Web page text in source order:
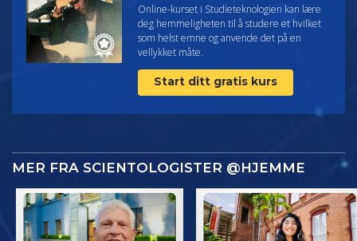
Online-kurset i Studieteknologien kan lære
deg hemmeligheten til å studere et hvilket
som helst emne og anvende det på en
vellykket måte.
Start ditt gratis kurs
MER FRA SCIENTOLOGISTER @HJEMME